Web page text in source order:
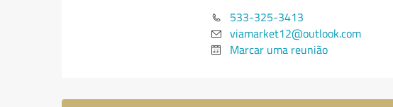
533-325-3413
viamarket12@outlook.com
Marcar uma reunião